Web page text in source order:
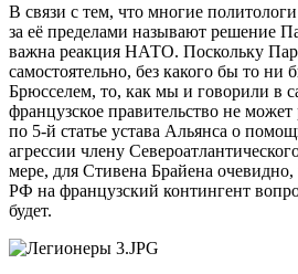
В связи с тем, что многие
за её пределами называют решение
важна реакция НАТО. Поскольку
самостоятельно, без какого бы то ни
Брюсселем, то, как мы и говорили в
французское правительство не
по 5-й статье устава Альянса о
агрессии члену
мере, для Стивена Брайена
РФ на французский контингент
будет.